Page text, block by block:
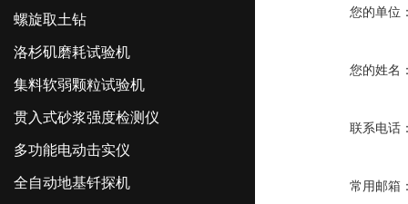
您的单位
您的姓名
联系电话
常用邮箱
螺旋取土钻
洛杉矶磨耗试验机
集料软弱颗粒试验机
贯入式砂浆强度检测仪
多功能电动击实仪
全自动地基钎探机